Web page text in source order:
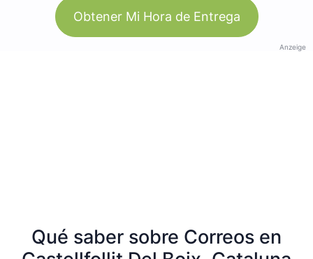
Obtener Mi Hora de Entrega
Anzeige
Qué saber sobre Correos en